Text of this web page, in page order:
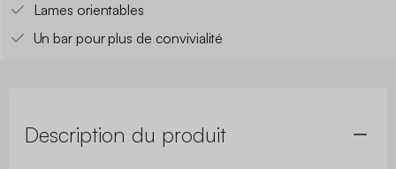
Lames orientables
Un bar pour plus de convivialité
Description du produit